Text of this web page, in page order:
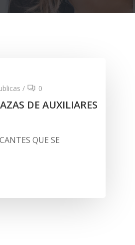
/ 0
DE AUXILIARES
QUE SE